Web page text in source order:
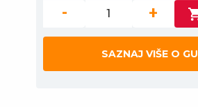
- +
SAZNAJ VIŠE O